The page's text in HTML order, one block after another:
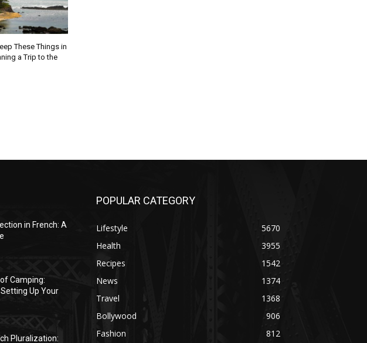
These Things in
a Trip to the
in French: A
Camping:
Up Your
Pluralization:
POPULAR CATEGORY
Lifestyle
5670
Health
3955
Recipes
1542
News
1374
Travel
1368
Bollywood
906
Fashion
812